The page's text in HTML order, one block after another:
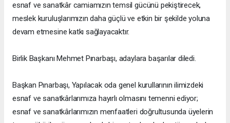
esnaf ve sanatkâr camiamızın temsil gücünü pekiştirecek,
meslek kuruluşlarımızın daha güçlü ve etkin bir şekilde yoluna
devam etmesine katkı sağlayacaktır.
Birlik Başkanı Mehmet Pınarbaşı, adaylara başarılar diledi.
Başkan Pınarbaşı, Yapılacak oda genel kurullarının ilimizdeki
esnaf ve sanatkârlarımıza hayırlı olmasını temenni ediyor;
esnaf ve sanatkârlarımızın menfaatleri doğrultusunda üyelerin